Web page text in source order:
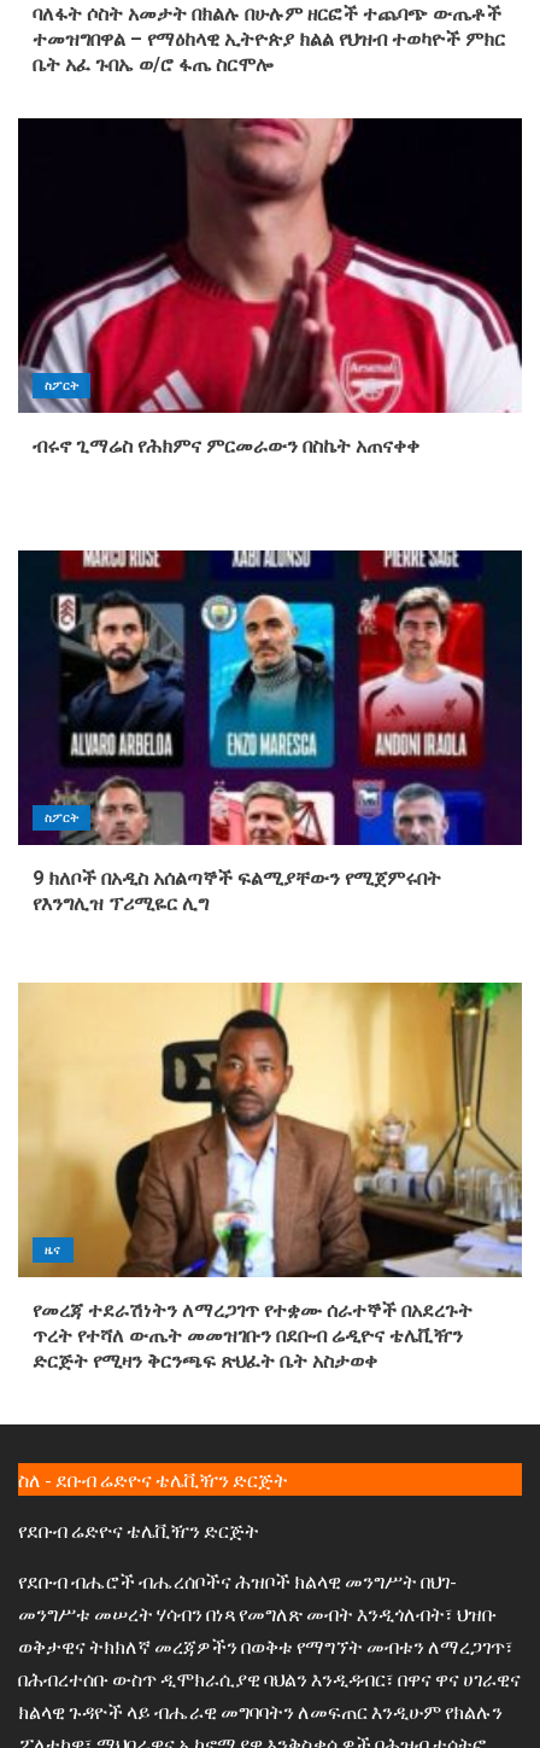
ባለፋት ሶስት አመታት በክልሉ በሁሉም ዘርፎች ተጨባጭ ውጤቶች
ተመዝግበዋል – የማዕከላዊ ኢትዮጵያ ክልል የህዝብ ተወካዮች ምክር
ቤት አፈ ጉበኤ ወ/ሮ ፋጤ ስርሞሎ
ስፖርት
ብሩኖ ጊማሬስ የሕክምና ምርመራውን በስኬት አጠናቀቀ
ስፖርት
9 ክለቦች በአዲስ አሰልጣኞች ፍልሚያቸውን የሚጀምሩበት
የእንግሊዝ ፕሪሚዬር ሊግ
ዜና
የመረጃ ተደራሽነትን ለማረጋገጥ የተቋሙ ሰራተኞች በአደረጉት
ጥረት የተሻለ ውጤት መመዝገቡን በደቡብ ሬዲዮና ቴሌቪዥን
ድርጅት የሚዛን ቅርንጫፍ ጽህፈት ቤት አስታወቀ
ስለ - ደቡብ ሬድዮና ቴሌቪዥን ድርጅት
የደቡብ ሬድዮና ቴሌቪዥን ድርጅት
የደቡብ ብሔሮች ብሔረሰቦችና ሕዝቦች ክልላዊ መንግሥት በህገ-
መንግሥቱ መሠረት ሃሳብን በነጻ የመግለጽ መብት እንዲጎለብት፣ ህዝቡ
ወቅታዊና ትክክለኛ መረጃዎችን በወቅቱ የማግኘት መብቱን ለማረጋገጥ፣
በሕብረተሰቡ ውስጥ ዲሞክራሲያዊ ባህልን እንዲዳብር፣ በዋና ዋና ሀገራዊና
ክልላዊ ጉዳዮች ላይ ብሔራዊ መግባባትን ለመፍጠር እንዲሁም የክልሉን
ፖለቲካዊ፣ ማህበራዊና ኢኮኖሚያዊ እንቅስቃሴዎች በሕዝብ ተሳትፎ